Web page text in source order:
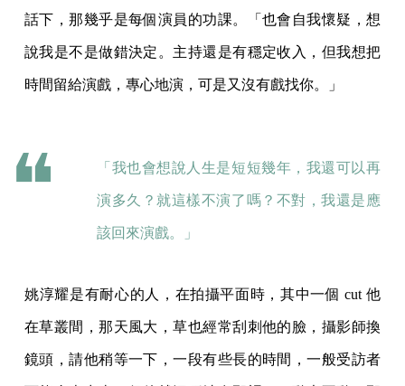
話下，那幾乎是每個演員的功課。「也會自我懷疑，想
說我是不是做錯決定。主持還是有穩定收入，但我想把
時間留給演戲，專心地演，可是又沒有戲找你。」
「我也會想說人生是短短幾年，我還可以再
演多久？就這樣不演了嗎？不對，我還是應
該回來演戲。」
姚淳耀是有耐心的人，在拍攝平面時，其中一個 cut 他
在草叢間，那天風大，草也經常刮刺他的臉，攝影師換
鏡頭，請他稍等一下，一段有些長的時間，一般受訪者